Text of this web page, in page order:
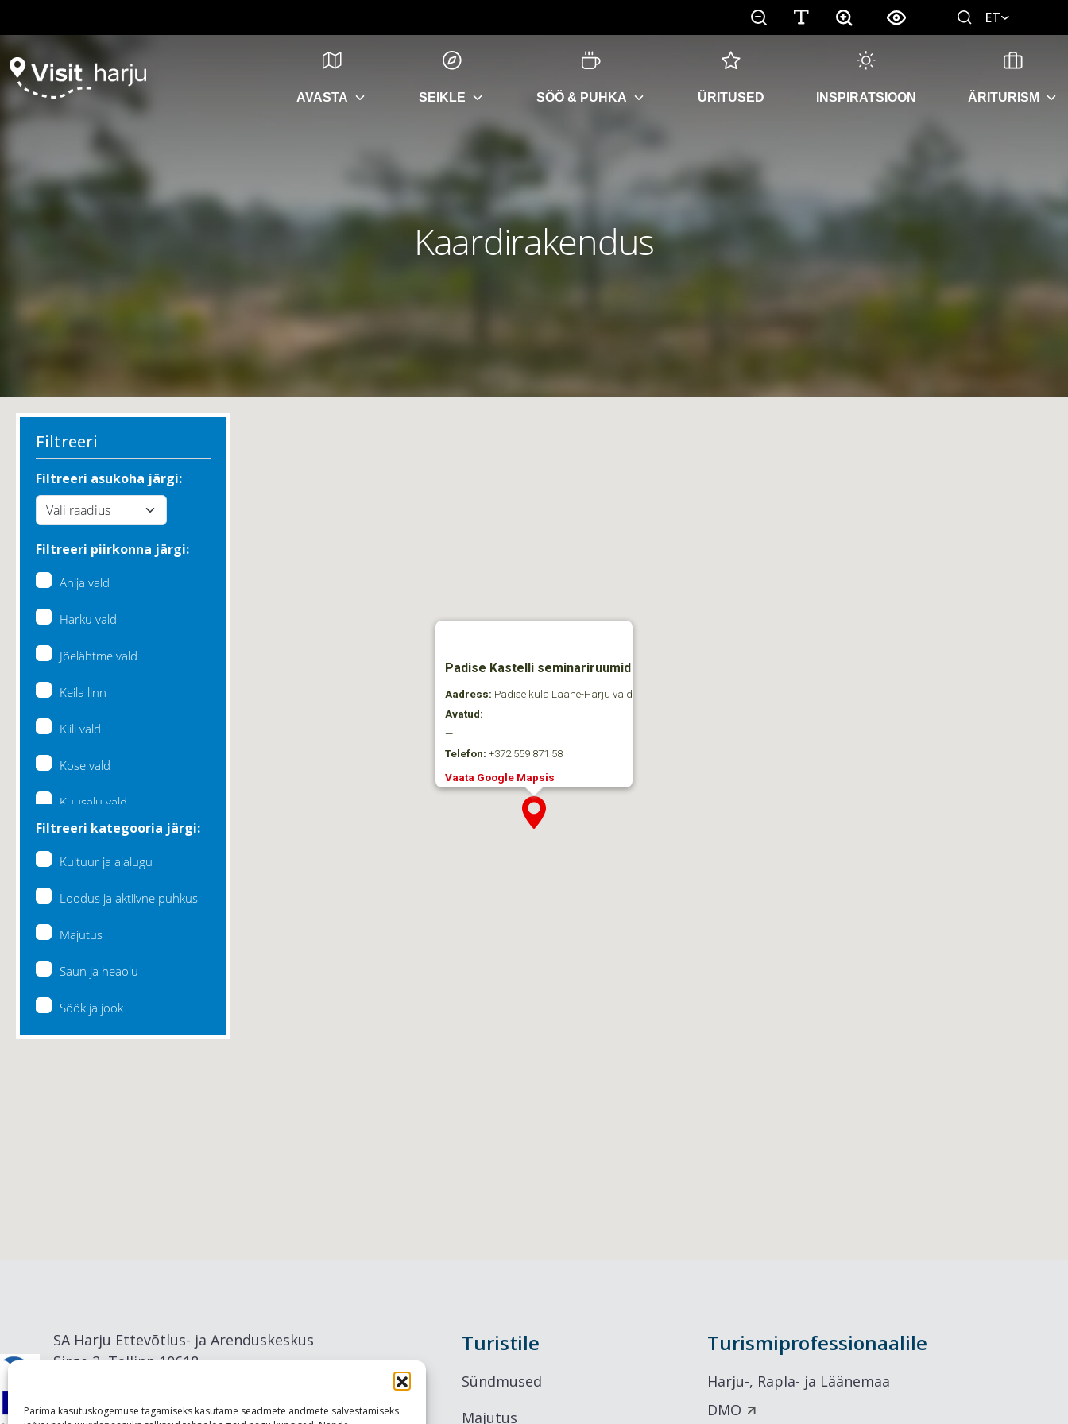
Parima kasutuskogemuse tagamiseks kasutame seadmete andmete salvestamiseks
ET
AVASTA SEIKLE SÖÖ & PUHKA ÜRITUSED INSPIRATSIOON ÄRITURISM
Kaardirakendus
Filtreeri
Filtreeri asukoha järgi:
Filtreeri piirkonna järgi:
Anija vald
Harku vald
Jõelähtme vald
Keila linn
Kiili vald
Kose vald
Kuusalu vald
Lääne-Harju vald
Filtreeri kategooria järgi:
Kultuur ja ajalugu
Loodus ja aktiivne puhkus
Majutus
Saun ja heaolu
Söök ja jook
Padise Kastelli seminariruumid
Aadress: Padise küla Lääne-Harju vald
Avatud:
—
Telefon: +372 559 871 58
Vaata Google Mapsis
SA Harju Ettevõtlus- ja Arenduskeskus
Sirge 2, Tallinn 10618
Turistile
Sündmused
Majutus
Turismiprofessionaalile
Harju-, Rapla- ja Läänemaa
DMO